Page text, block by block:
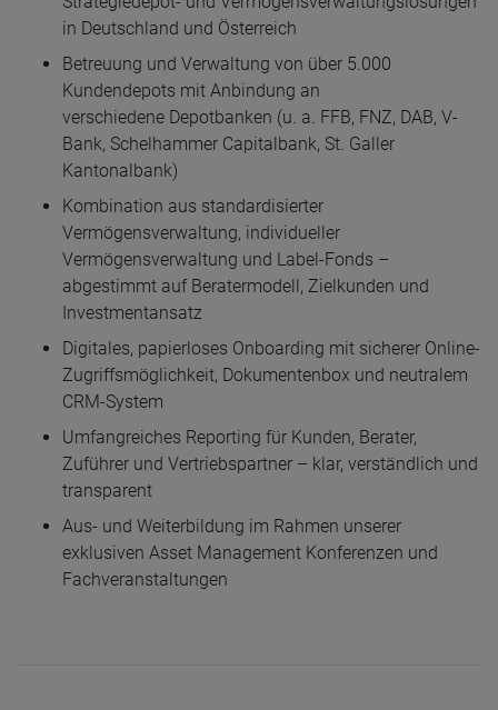
in Deutschland und Österreich
Betreuung und Verwaltung von über 5.000
Kundendepots mit Anbindung an
verschiedene Depotbanken (u. a. FFB, FNZ, DAB, V-
Bank, Schelhammer Capitalbank, St. Galler
Kantonalbank)
Kombination aus standardisierter
Vermögensverwaltung, individueller
Vermögensverwaltung und Label-Fonds –
abgestimmt auf Beratermodell, Zielkunden und
Investmentansatz
Digitales, papierloses Onboarding mit sicherer Online-
Zugriffsmöglichkeit, Dokumentenbox und neutralem
CRM-System
Umfangreiches Reporting für Kunden, Berater,
Zuführer und Vertriebspartner – klar, verständlich und
transparent
Aus- und Weiterbildung im Rahmen unserer
exklusiven Asset Management Konferenzen und
Fachveranstaltungen